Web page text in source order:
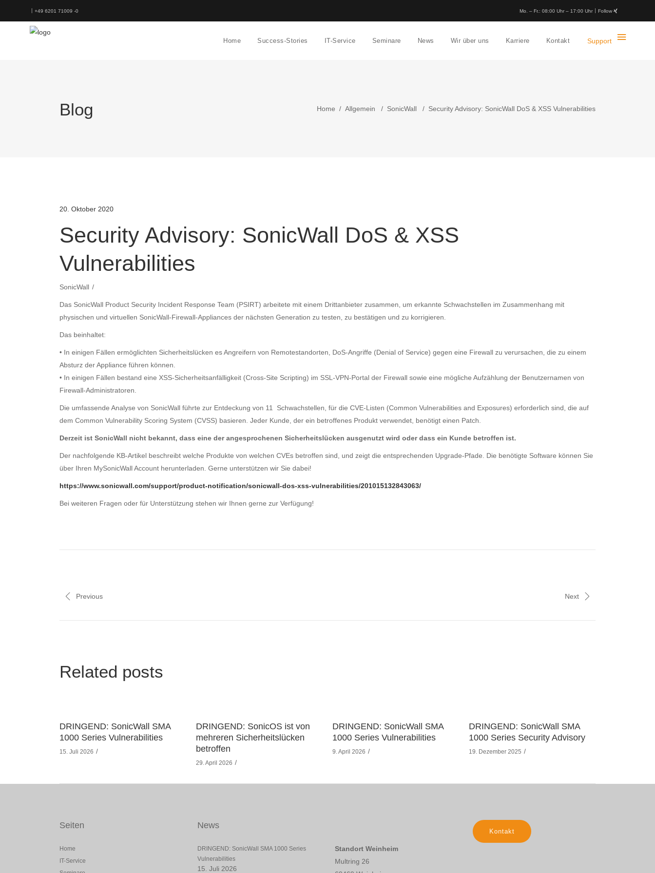
+49 6201 71009 -0 Mo. – Fr.: 08:00 Uhr – 17:00 Uhr Follow
Home Success-Stories IT-Service Seminare News Wir über uns Karriere Kontakt Support
Blog Home / Allgemein / SonicWall / Security Advisory: SonicWall DoS & XSS Vulnerabilities
20. Oktober 2020
Security Advisory: SonicWall DoS & XSS
Vulnerabilities
SonicWall
Das SonicWall Product Security Incident Response Team (PSIRT) arbeitete mit einem Drittanbieter zusammen, um erkannte Schwachstellen im Zusammenhang mit
physischen und virtuellen SonicWall-Firewall-Appliances der nächsten Generation zu testen, zu bestätigen und zu korrigieren.
Das beinhaltet:
• In einigen Fällen ermöglichten Sicherheitslücken es Angreifern von Remotestandorten, DoS-Angriffe (Denial of Service) gegen eine Firewall zu verursachen, die zu einem
Absturz der Appliance führen können.
• In einigen Fällen bestand eine XSS-Sicherheitsanfälligkeit (Cross-Site Scripting) im SSL-VPN-Portal der Firewall sowie eine mögliche Aufzählung der Benutzernamen von
Firewall-Administratoren.
Die umfassende Analyse von SonicWall führte zur Entdeckung von 11 Schwachstellen, für die CVE-Listen (Common Vulnerabilities and Exposures) erforderlich sind, die auf
dem Common Vulnerability Scoring System (CVSS) basieren. Jeder Kunde, der ein betroffenes Produkt verwendet, benötigt einen Patch.
Derzeit ist SonicWall nicht bekannt, dass eine der angesprochenen Sicherheitslücken ausgenutzt wird oder dass ein Kunde betroffen ist.
Der nachfolgende KB-Artikel beschreibt welche Produkte von welchen CVEs betroffen sind, und zeigt die entsprechenden Upgrade-Pfade. Die benötigte Software können Sie
über Ihren MySonicWall Account herunterladen. Gerne unterstützen wir Sie dabei!
https://www.sonicwall.com/support/product-notification/sonicwall-dos-xss-vulnerabilities/201015132843063/
Bei weiteren Fragen oder für Unterstützung stehen wir Ihnen gerne zur Verfügung!
Previous Next
Related posts
DRINGEND: SonicWall SMA
1000 Series Vulnerabilities
15. Juli 2026
DRINGEND: SonicOS ist von
mehreren Sicherheitslücken
betroffen
29. April 2026
DRINGEND: SonicWall SMA
1000 Series Vulnerabilities
9. April 2026
DRINGEND: SonicWall SMA
1000 Series Security Advisory
19. Dezember 2025
Seiten
Home
IT-Service
News
DRINGEND: SonicWall SMA 1000 Series
Vulnerabilities
15. Juli 2026
Standort Weinheim
Multring 26
Kontakt